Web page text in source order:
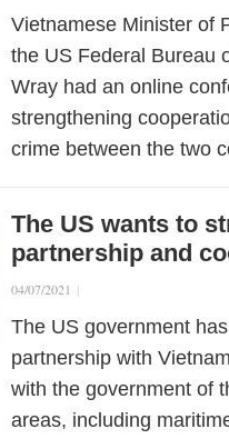
Vietnamese Minister of
the US Federal Bureau
Wray had an online
strengthening
crime between the two
The US wants to
partnership and
04/07/2021 |
The US government
partnership with
with the government of
areas, including